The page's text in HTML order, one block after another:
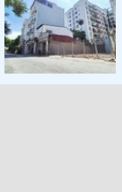
GIẤY TỜ PHÁP LÝ
Tất cả